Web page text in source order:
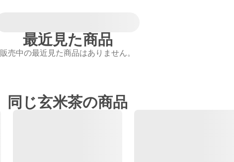
最近見た商品
販売中の最近見た商品はありません。
同じ玄米茶の商品